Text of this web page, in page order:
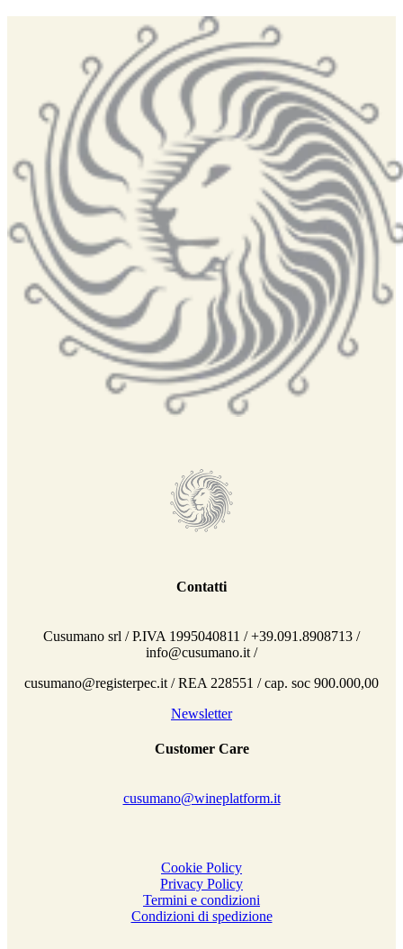
Contatti
Cusumano srl / P.IVA 1995040811 / +39.091.8908713 /
info@cusumano.it /
cusumano@registerpec.it / REA 228551 / cap. soc 900.000,00
Newsletter
Customer Care
cusumano@wineplatform.it
Cookie Policy
Privacy Policy
Termini e condizioni
Condizioni di spedizione